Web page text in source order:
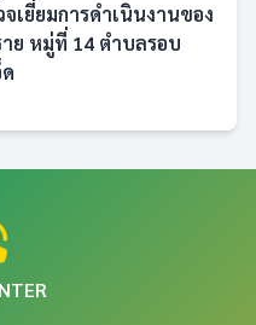
เยี่ยมการดำเนินงานของ
ย หมู่ที่ 14 ตำบลรอบ